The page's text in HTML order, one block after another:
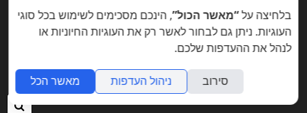
צרו איתנו קשר הצהרת נגישות משרות
מה חדש תמיכה תנאי שימוש
אפיליאייטס אתר דו לשוני חנות וירטואלית
בלחיצה על“מאשר הכול”, הינכם מסכימים לשימוש בכל סוגי
העוגיות. ניתן גם לבחור לאשר רק את העוגיות החיוניות או
לנהל את ההעדפות שלכם.
סירוב ניהול העדפות מאשר הכל